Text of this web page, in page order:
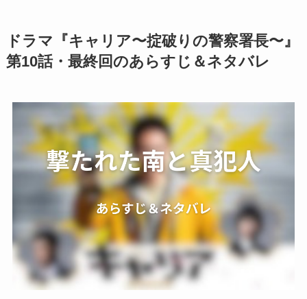
ドラマ『キャリア〜掟破りの警察署長〜』
第10話・最終回のあらすじ＆ネタバレ